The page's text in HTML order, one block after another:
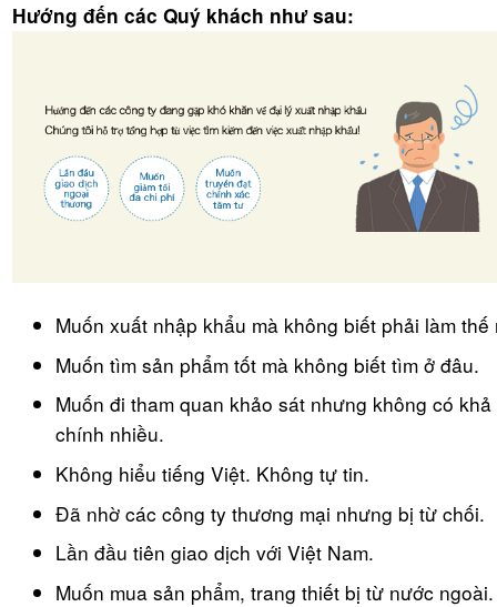
Hướng đến các Quý khách như sau:
Muốn xuất nhập khẩu mà không biết phải làm thế
Muốn tìm sản phẩm tốt mà không biết tìm ở đâu.
Muốn đi tham quan khảo sát nhưng không có
chính nhiều.
Không hiểu tiếng Việt. Không tự tin.
Đã nhờ các công ty thương mại nhưng bị từ chối.
Lần đầu tiên giao dịch với Việt Nam.
Muốn mua sản phẩm, trang thiết bị từ nước ngoài.